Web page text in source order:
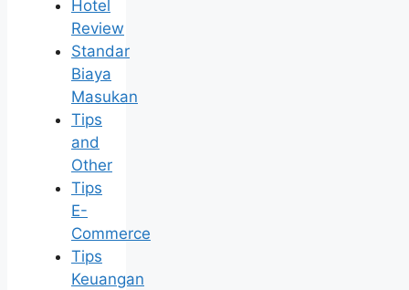
Hotel
Review
Standar
Biaya
Masukan
Tips
and
Other
Tips
E-
Commerce
Tips
Keuangan